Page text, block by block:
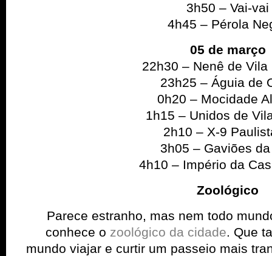
3h50 – Vai-vai
4h45 – Pérola
05 de março
22h30 – Nenê de Vila
23h25 – Águia de
0h20 – Mocidade
1h15 – Unidos de
2h10 – X-9
3h05 – Gaviões
4h10 – Império da
Zoológico
Parece estranho, mas nem todo
conhece o zoológico da cidade. Que
mundo viajar e curtir um passeio mais